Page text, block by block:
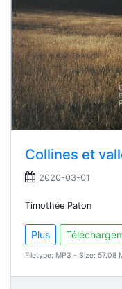
Collines et
2020-03-01
Timothée Paton
Plus
Filetype: MP3 - Size: 57.08